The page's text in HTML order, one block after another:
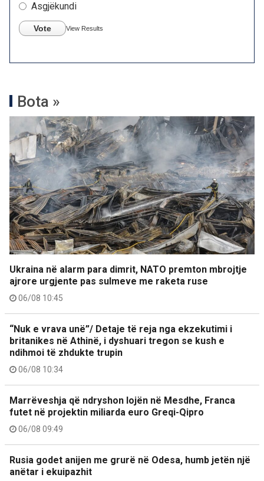
Asgjëkundi
Vote View Results
Bota »
Ukraina në alarm para dimrit, NATO premton mbrojtje
ajrore urgjente pas sulmeve me raketa ruse
06/08 10:45
“Nuk e vrava unë”/ Detaje të reja nga ekzekutimi i
britanikes në Athinë, i dyshuari tregon se kush e
ndihmoi të zhdukte trupin
06/08 10:34
Marrëveshja që ndryshon lojën në Mesdhe, Franca
futet në projektin miliarda euro Greqi-Qipro
06/08 09:49
Rusia godet anijen me grurë në Odesa, humb jetën një
anëtar i ekuipazhit